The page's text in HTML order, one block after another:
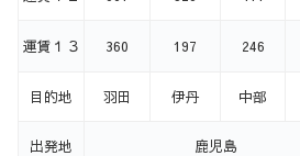
運賃１３ 360 197 246
目的地 羽田 伊丹 中部
出発地 鹿児島